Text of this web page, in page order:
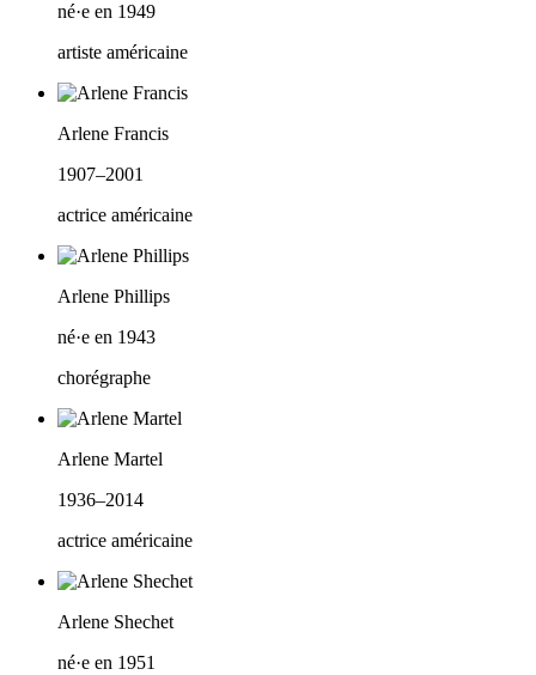
né·e en 1949
artiste américaine
Arlene Francis
1907–2001
actrice américaine
Arlene Phillips
né·e en 1943
chorégraphe
Arlene Martel
1936–2014
actrice américaine
Arlene Shechet
né·e en 1951